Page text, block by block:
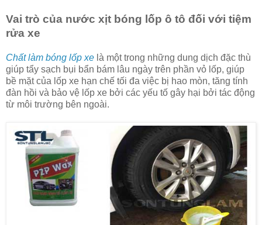
Vai trò của nước xịt bóng lốp ô tô đối với tiệm
rửa xe
Chất làm bóng lốp xe là một trong những dung dịch đặc thù
giúp tẩy sạch bụi bẩn bám lâu ngày trên phần vỏ lốp, giúp
bề mặt của lốp xe hạn chế tối đa việc bị hao mòn, tăng tính
đàn hồi và bảo vệ lốp xe bởi các yếu tố gây hại bởi tác động
từ môi trường bên ngoài.